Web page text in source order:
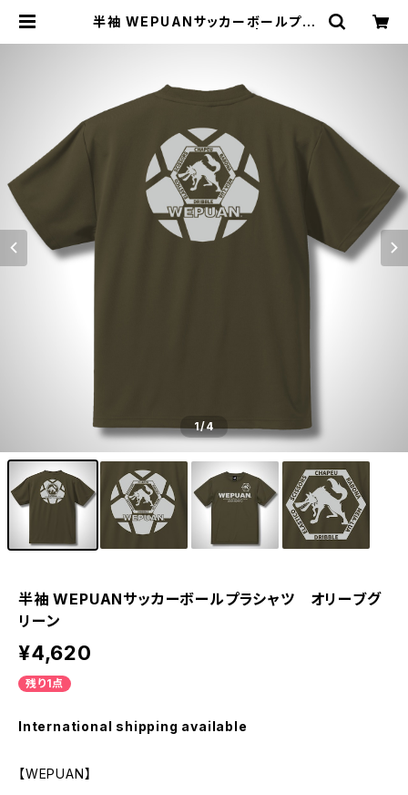
半袖 WEPUANサッカーボールプラ
1/4
半袖 WEPUANサッカーボールプラシャツ オリーブグ
リーン
¥4,620
残り1点
International shipping available
【WEPUAN】